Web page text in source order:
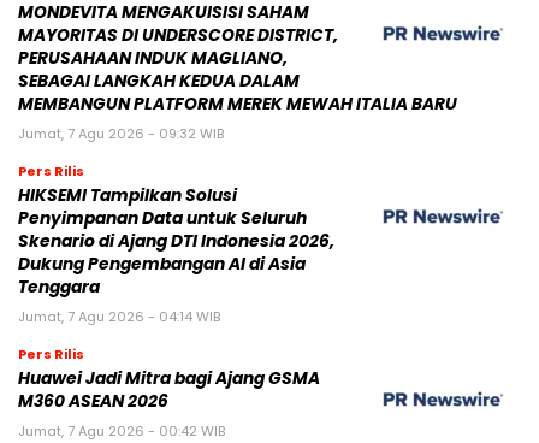
MONDEVITA MENGAKUISISI SAHAM
MAYORITAS DI UNDERSCORE DISTRICT,
PERUSAHAAN INDUK MAGLIANO,
SEBAGAI LANGKAH KEDUA DALAM
MEMBANGUN PLATFORM MEREK MEWAH ITALIA BARU
Jumat, 7 Agu 2026 - 09:32 WIB
Pers Rilis
HIKSEMI Tampilkan Solusi
Penyimpanan Data untuk Seluruh
Skenario di Ajang DTI Indonesia 2026,
Dukung Pengembangan AI di Asia
Tenggara
Jumat, 7 Agu 2026 - 04:14 WIB
Pers Rilis
Huawei Jadi Mitra bagi Ajang GSMA
M360 ASEAN 2026
Jumat, 7 Agu 2026 - 00:42 WIB